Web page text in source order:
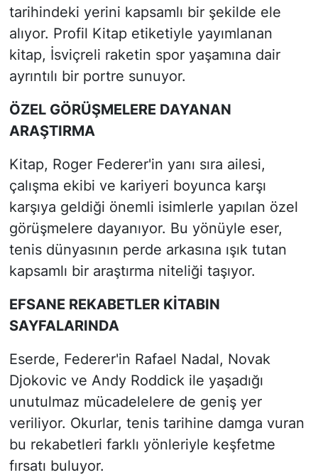
tarihindeki yerini kapsamlı bir şekilde ele
alıyor. Profil Kitap etiketiyle yayımlanan
kitap, İsviçreli raketin spor yaşamına dair
ayrıntılı bir portre sunuyor.
ÖZEL GÖRÜŞMELERE DAYANAN
ARAŞTIRMA
Kitap, Roger Federer'in yanı sıra ailesi,
çalışma ekibi ve kariyeri boyunca karşı
karşıya geldiği önemli isimlerle yapılan özel
görüşmelere dayanıyor. Bu yönüyle eser,
tenis dünyasının perde arkasına ışık tutan
kapsamlı bir araştırma niteliği taşıyor.
EFSANE REKABETLER KİTABIN
SAYFALARINDA
Eserde, Federer'in Rafael Nadal, Novak
Djokovic ve Andy Roddick ile yaşadığı
unutulmaz mücadelelere de geniş yer
veriliyor. Okurlar, tenis tarihine damga vuran
bu rekabetleri farklı yönleriyle keşfetme
fırsatı buluyor.